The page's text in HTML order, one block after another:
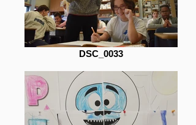
DSC_0033